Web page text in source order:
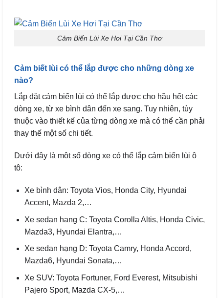
Cảm Biến Lùi Xe Hơi Tại Cần Thơ
Cảm biết lùi có thể lắp được cho những dòng xe
nào?
Lắp đặt cảm biến lùi có thể lắp được cho hầu hết các
dòng xe, từ xe bình dân đến xe sang. Tuy nhiên, tùy
thuộc vào thiết kế của từng dòng xe mà có thể cần phải
thay thế một số chi tiết.
Dưới đây là một số dòng xe có thể lắp cảm biến lùi ô
tô:
Xe bình dân: Toyota Vios, Honda City, Hyundai
Accent, Mazda 2,…
Xe sedan hạng C: Toyota Corolla Altis, Honda Civic,
Mazda3, Hyundai Elantra,…
Xe sedan hạng D: Toyota Camry, Honda Accord,
Mazda6, Hyundai Sonata,…
Xe SUV: Toyota Fortuner, Ford Everest, Mitsubishi
Pajero Sport, Mazda CX-5,…